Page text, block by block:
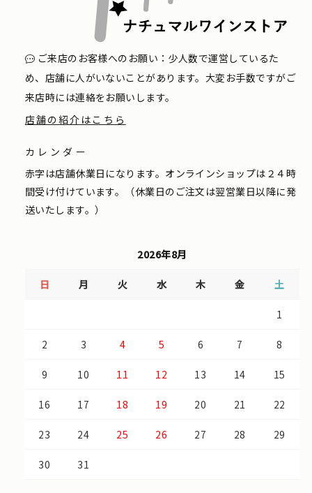
ご来店のお客様へのお願い：少人数で運営しているた
め、店舗に人がいないことがあります。大変お手数ですがご
来店時には連絡をお願いします。
店舗の紹介はこちら
カレンダー
赤字は店舗休業日になります。オンラインショップは２４時
間受け付けています。（休業日のご注文は翌営業日以降に発
送いたします。）
2026年8月
日 月 火 水 木 金 土
1
2 3 4 5 6 7 8
9 10 11 12 13 14 15
16 17 18 19 20 21 22
23 24 25 26 27 28 29
30 31